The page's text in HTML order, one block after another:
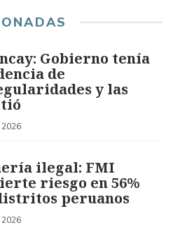
Gobierno tenía
de
y las
2026
ilegal: FMI
riesgo en 56%
peruanos
2026